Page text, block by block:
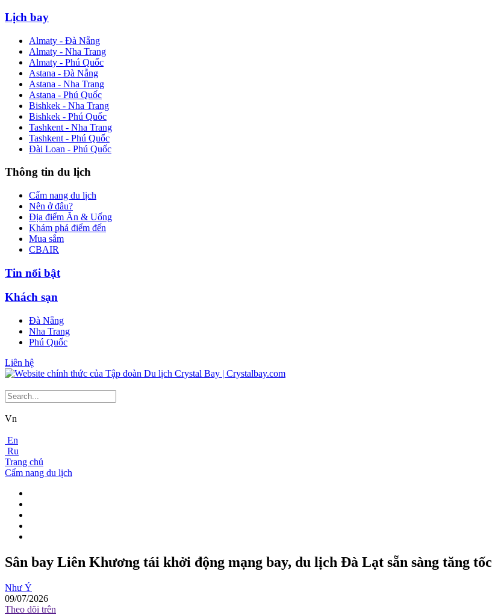
Lịch bay
Almaty - Đà Nẵng
Almaty - Nha Trang
Almaty - Phú Quốc
Astana - Đà Nẵng
Astana - Nha Trang
Astana - Phú Quốc
Bishkek - Nha Trang
Bishkek - Phú Quốc
Tashkent - Nha Trang
Tashkent - Phú Quốc
Đài Loan - Phú Quốc
Thông tin du lịch
Cẩm nang du lịch
Nên ở đâu?
Địa điểm Ăn & Uống
Khám phá điểm đến
Mua sắm
CBAIR
Tin nổi bật
Khách sạn
Đà Nẵng
Nha Trang
Phú Quốc
Liên hệ
Vn
En
Ru
Trang chủ
Cẩm nang du lịch
Sân bay Liên Khương tái khởi động mạng bay, du lịch Đà Lạt sẵn sàng tăng tốc
Như Ý
09/07/2026
Theo dõi trên